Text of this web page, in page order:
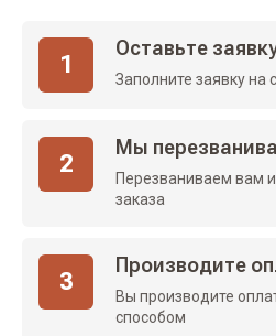
1
Оставьте
Заполните заявку на
2
Мы
Перезваниваем вам
заказа
3
Производите
Вы производите
способом